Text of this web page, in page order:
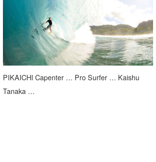
PIKAICHI Capenter … Pro Surfer … Kaishu
Tanaka …